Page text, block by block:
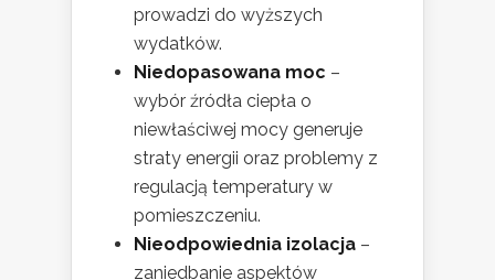
prowadzi do wyższych
wydatków.
Niedopasowana moc –
wybór źródła ciepła o
niewłaściwej mocy generuje
straty energii oraz problemy z
regulacją temperatury w
pomieszczeniu.
Nieodpowiednia izolacja –
zaniedbanie aspektów